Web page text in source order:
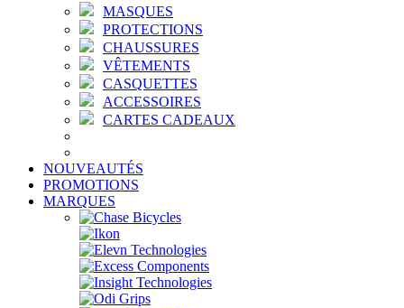
MASQUES
PROTECTIONS
CHAUSSURES
VÊTEMENTS
CASQUETTES
ACCESSOIRES
CARTES CADEAUX
NOUVEAUTÉS
PROMOTIONS
MARQUES